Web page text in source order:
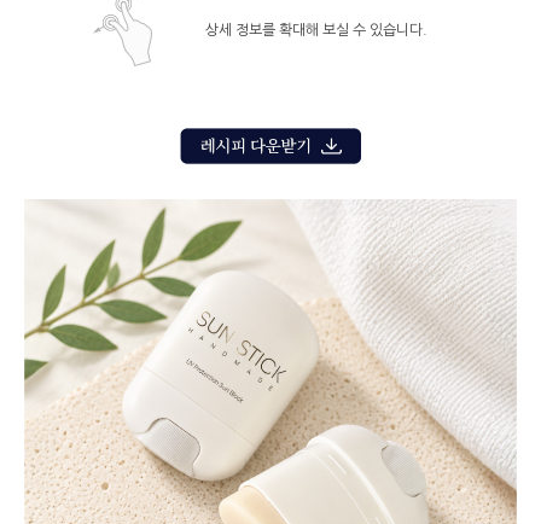
상세 정보를 확대해 보실 수 있습니다.